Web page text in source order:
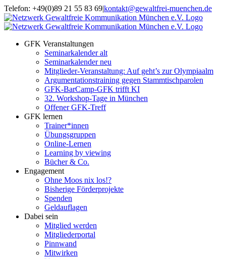
Zum
Inhalt
springen
Telefon: +49(0)89 21 55 83 69|kontakt@gewaltfrei-muenchen.de
Einloggen
Seminarkalender
Infos
zum
GFK Veranstaltungen
Seminarkalender alt
Seminarkalender neu
Mitglieder-Veranstaltung: Auf geht’s zur Olympiaalm
Argumentationstraining gegen Stammtischparolen
GFK-BarCamp-GFK trifft KI
32. Workshop-Tage in München
Offener GFK-Treff
GFK lernen
Trainer*innen
Übungsgruppen
Online-Lernen
Learning by viewing
Bücher & Co.
Engagement
Ohne Moos nix los!?
Bisherige Förderprojekte
Spenden
Geldauflagen
Dabei sein
Mitglied werden
Mitgliederportal
Pinnwand
Mitwirken